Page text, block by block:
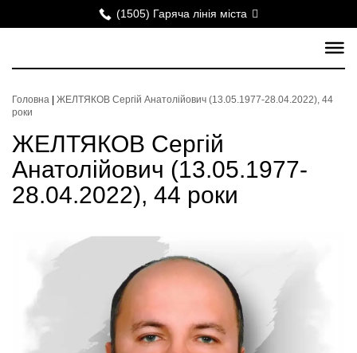
(1505) Гаряча лінія міста
Головна
ЖЕЛТЯКОВ Сергій Анатолійович (13.05.1977-28.04.2022), 44
роки
ЖЕЛТЯКОВ Сергій
Анатолійович (13.05.1977-
28.04.2022), 44 роки